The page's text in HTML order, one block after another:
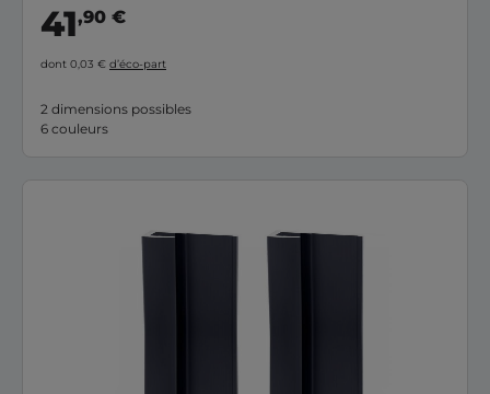
41,90 €
dont 0,03 € d’éco-part
2 dimensions possibles
6 couleurs